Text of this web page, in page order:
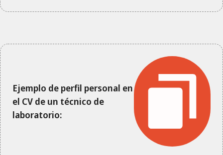
Ejemplo de perfil personal en
el CV de un técnico de
laboratorio: